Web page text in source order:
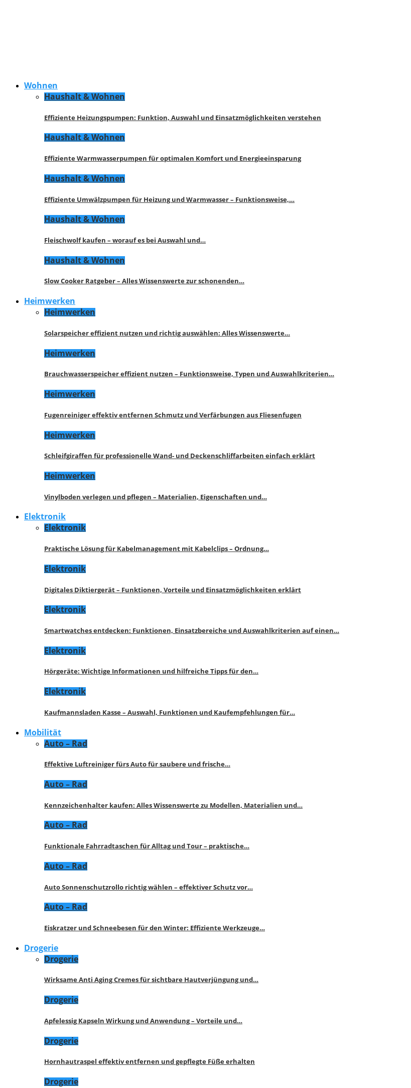
Wohnen
Haushalt & Wohnen
Effiziente Heizungspumpen: Funktion, Auswahl und Einsatzmöglichkeiten verstehen
Haushalt & Wohnen
Effiziente Warmwasserpumpen für optimalen Komfort und Energieeinsparung
Haushalt & Wohnen
Effiziente Umwälzpumpen für Heizung und Warmwasser – Funktionsweise,…
Haushalt & Wohnen
Fleischwolf kaufen – worauf es bei Auswahl und…
Haushalt & Wohnen
Slow Cooker Ratgeber – Alles Wissenswerte zur schonenden…
Heimwerken
Heimwerken
Solarspeicher effizient nutzen und richtig auswählen: Alles Wissenswerte…
Heimwerken
Brauchwasserspeicher effizient nutzen – Funktionsweise, Typen und Auswahlkriterien…
Heimwerken
Fugenreiniger effektiv entfernen Schmutz und Verfärbungen aus Fliesenfugen
Heimwerken
Schleifgiraffen für professionelle Wand- und Deckenschliffarbeiten einfach erklärt
Heimwerken
Vinylboden verlegen und pflegen – Materialien, Eigenschaften und…
Elektronik
Elektronik
Praktische Lösung für Kabelmanagement mit Kabelclips – Ordnung…
Elektronik
Digitales Diktiergerät – Funktionen, Vorteile und Einsatzmöglichkeiten erklärt
Elektronik
Smartwatches entdecken: Funktionen, Einsatzbereiche und Auswahlkriterien auf einen…
Elektronik
Hörgeräte: Wichtige Informationen und hilfreiche Tipps für den…
Elektronik
Kaufmannsladen Kasse – Auswahl, Funktionen und Kaufempfehlungen für…
Mobilität
Auto – Rad
Effektive Luftreiniger fürs Auto für saubere und frische…
Auto – Rad
Kennzeichenhalter kaufen: Alles Wissenswerte zu Modellen, Materialien und…
Auto – Rad
Funktionale Fahrradtaschen für Alltag und Tour – praktische…
Auto – Rad
Auto Sonnenschutzrollo richtig wählen – effektiver Schutz vor…
Auto – Rad
Eiskratzer und Schneebesen für den Winter: Effiziente Werkzeuge…
Drogerie
Drogerie
Wirksame Anti Aging Cremes für sichtbare Hautverjüngung und…
Drogerie
Apfelessig Kapseln Wirkung und Anwendung – Vorteile und…
Drogerie
Hornhautraspel effektiv entfernen und gepflegte Füße erhalten
Drogerie